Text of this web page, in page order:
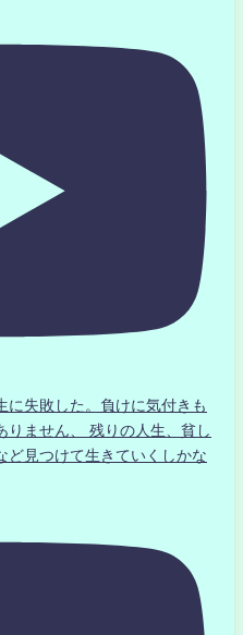
に失敗した。負けに気付きも
ません、 残りの人生、貧し
ど見つけて生きていくしかな